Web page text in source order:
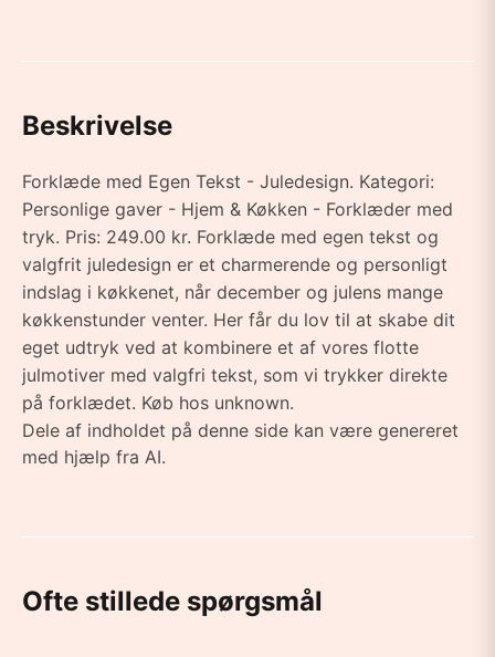
Beskrivelse
Forklæde med Egen Tekst - Juledesign. Kategori:
Personlige gaver - Hjem & Køkken - Forklæder med
tryk. Pris: 249.00 kr. Forklæde med egen tekst og
valgfrit juledesign er et charmerende og personligt
indslag i køkkenet, når december og julens mange
køkkenstunder venter. Her får du lov til at skabe dit
eget udtryk ved at kombinere et af vores flotte
julmotiver med valgfri tekst, som vi trykker direkte
på forklædet. Køb hos unknown.
Dele af indholdet på denne side kan være genereret
med hjælp fra AI.
Ofte stillede spørgsmål